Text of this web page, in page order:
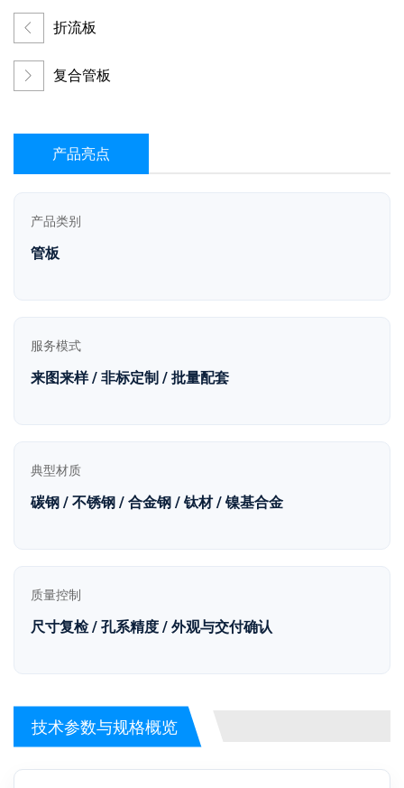
折流板
复合管板
产品亮点
产品类别
管板
服务模式
来图来样 / 非标定制 / 批量配套
典型材质
碳钢 / 不锈钢 / 合金钢 / 钛材 / 镍基合金
质量控制
尺寸复检 / 孔系精度 / 外观与交付确认
技术参数与规格概览